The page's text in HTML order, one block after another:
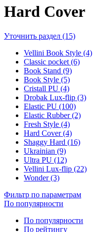
Hard Cover
Уточнить раздел (15)
Vellini Book Style (4)
Classic pocket (6)
Book Stand (9)
Book Style (5)
Cristall PU (4)
Drobak Lux-flip (3)
Elastic PU (100)
Elastic Rubber (2)
Fresh Style (4)
Hard Cover (4)
Shaggy Hard (16)
Ukrainian (9)
Ultra PU (12)
Vellini Lux-flip (22)
Wonder (3)
Фильтр по параметрам
По популярности
По популярности
По рейтингу